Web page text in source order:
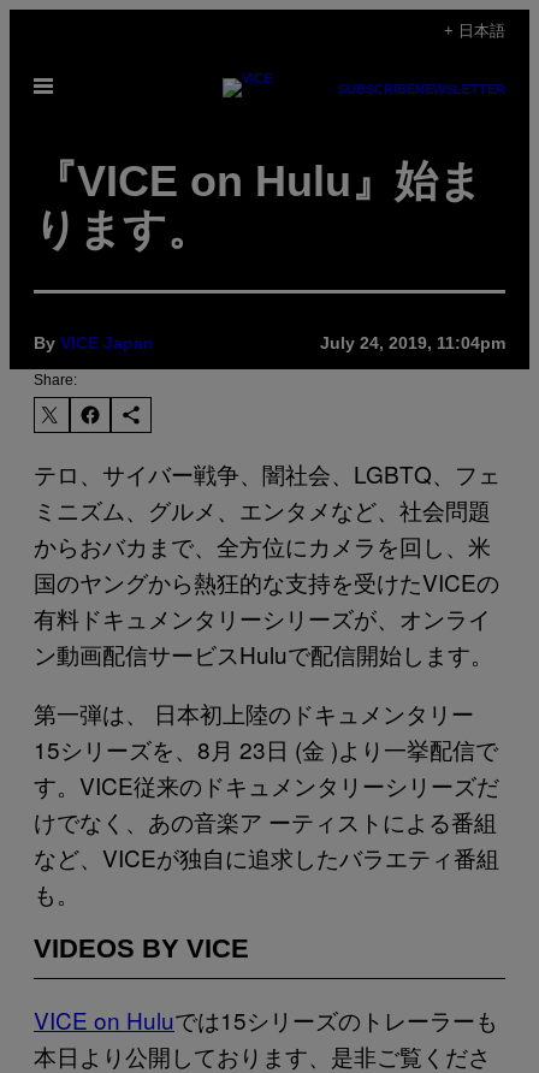
content
+ 日本語
Open
SUBSCRIBENEWSLETTER
『VICE on Hulu』始ま
ります。
By VICE Japan July 24, 2019, 11:04pm
Share:
テロ、サイバー戦争、闇社会、LGBTQ、フェ
ミニズム、グルメ、エンタメなど、社会問題
からおバカまで、全方位にカメラを回し、米
国のヤングから熱狂的な支持を受けたVICEの
有料ドキュメンタリーシリーズが、オンライ
ン動画配信サービスHuluで配信開始します。
第一弾は、 日本初上陸のドキュメンタリー
15シリーズを、8月 23日 (金 )より一挙配信で
す。VICE従来のドキュメンタリーシリーズだ
けでなく、あの音楽ア ーティストによる番組
など、VICEが独自に追求したバラエティ番組
も。
VIDEOS BY VICE
VICE on Huluでは15シリーズのトレーラーも
本日より公開しております、是非ご覧くださ